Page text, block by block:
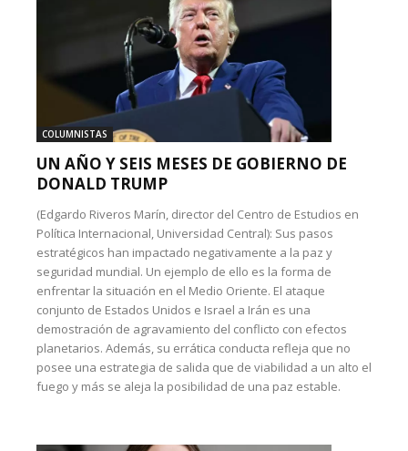
COLUMNISTAS
UN AÑO Y SEIS MESES DE GOBIERNO DE
DONALD TRUMP
(Edgardo Riveros Marín, director del Centro de Estudios en
Política Internacional, Universidad Central): Sus pasos
estratégicos han impactado negativamente a la paz y
seguridad mundial. Un ejemplo de ello es la forma de
enfrentar la situación en el Medio Oriente. El ataque
conjunto de Estados Unidos e Israel a Irán es una
demostración de agravamiento del conflicto con efectos
planetarios. Además, su errática conducta refleja que no
posee una estrategia de salida que de viabilidad a un alto el
fuego y más se aleja la posibilidad de una paz estable.